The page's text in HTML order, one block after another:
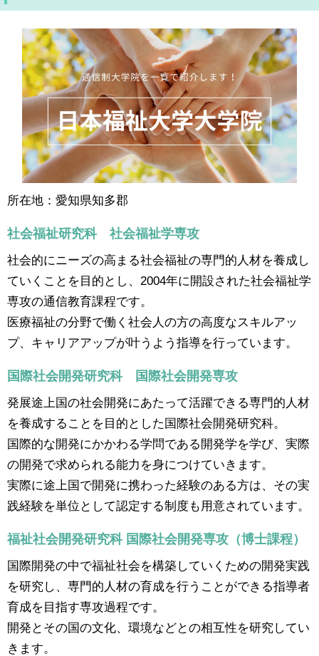
所在地：愛知県知多郡
社会福祉研究科 社会福祉学専攻
社会的にニーズの高まる社会福祉の専門的人材を養成し
ていくことを目的とし、2004年に開設された社会福祉学
専攻の通信教育課程です。
医療福祉の分野で働く社会人の方の高度なスキルアッ
プ、キャリアアップが叶うよう指導を行っています。
国際社会開発研究科 国際社会開発専攻
発展途上国の社会開発にあたって活躍できる専門的人材
を養成することを目的とした国際社会開発研究科。
国際的な開発にかかわる学問である開発学を学び、実際
の開発で求められる能力を身につけていきます。
実際に途上国で開発に携わった経験のある方は、その実
践経験を単位として認定する制度も用意されています。
福祉社会開発研究科 国際社会開発専攻（博士課程）
国際開発の中で福祉社会を構築していくための開発実践
を研究し、専門的人材の育成を行うことができる指導者
育成を目指す専攻過程です。
開発とその国の文化、環境などとの相互性を研究してい
きます。